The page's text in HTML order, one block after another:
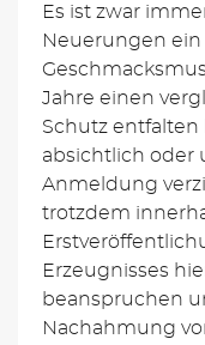
Es ist zwar
Neuerungen ein
Jahre einen
Schutz entfalten
absichtlich oder
Anmeldung
trotzdem
Erzeugnisses
beanspruchen
Nachahmung